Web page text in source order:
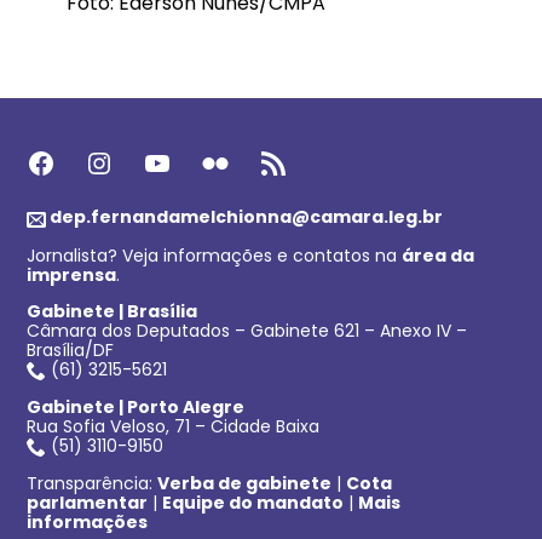
Facebook Instagram Youtube Flickr Feed RSS
dep.fernandamelchionna@camara.leg.br
Jornalista? Veja informações e contatos na área da
imprensa.
Gabinete | Brasília
Câmara dos Deputados – Gabinete 621 – Anexo IV –
Brasília/DF
(61) 3215-5621
Gabinete | Porto Alegre
Rua Sofia Veloso, 71 – Cidade Baixa
(51) 3110-9150
Transparência:Verba de gabinete | Cota
parlamentar | Equipe do mandato | Mais
informações